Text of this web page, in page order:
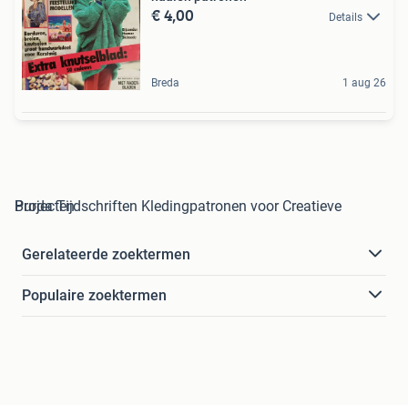
€ 4,00 Details
Breda 1 aug 26
Burda Tijdschriften Kledingpatronen voor Creatieve Projecten
Gerelateerde zoektermen
Populaire zoektermen